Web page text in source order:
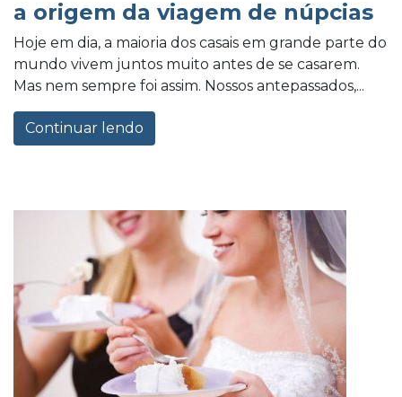
a origem da viagem de núpcias
Hoje em dia, a maioria dos casais em grande parte do
mundo vivem juntos muito antes de se casarem.
Mas nem sempre foi assim. Nossos antepassados,...
Continuar lendo